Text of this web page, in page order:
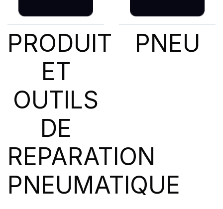
Mondolfo ferro (31)
PROMETEON
(18)
(23)
STICA
PRODUIT
ET
OUTILS
DE
REPARATION
PNEUMATIQUE
PNEU